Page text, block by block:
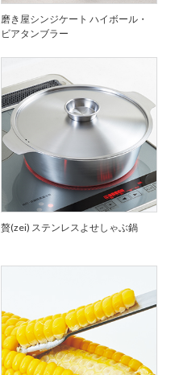
磨き屋シンジケート ハイボール・
ビアタンブラー
贅(zei) ステンレスよせしゃぶ鍋